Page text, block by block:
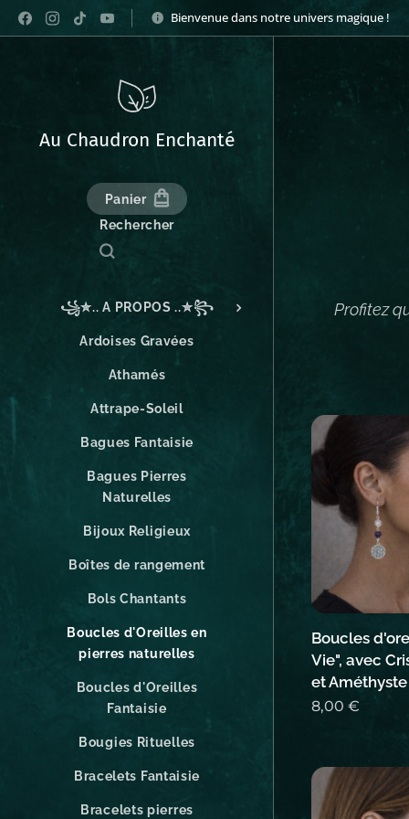
Bienvenue dans notre univers magique !
Au Chaudron Enchanté
Panier
Rechercher
꧁✮.. A PROPOS ..✮꧂
Ardoises Gravées
Athamés
Attrape-Soleil
Bagues Fantaisie
Bagues Pierres
Naturelles
Bijoux Religieux
Boîtes de rangement
Bols Chantants
Boucles d'Oreilles en
pierres naturelles
Boucles d'Oreilles
Fantaisie
Bougies Rituelles
Bracelets Fantaisie
Bracelets pierres
Profitez
Boucles
Vie", avec
et Améthyste
8,00 €